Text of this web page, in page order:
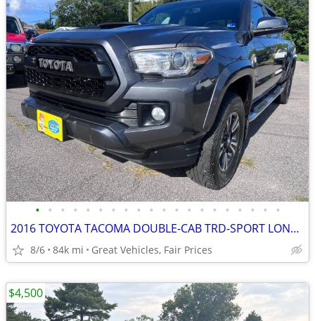
• • • • • • • • • • • • • • • • • • • •
2016 TOYOTA TACOMA DOUBLE-CAB TRD-SPORT LONG-BED 4X4!
8/6 84k mi Great Vehicles, Fair Prices
$4,500